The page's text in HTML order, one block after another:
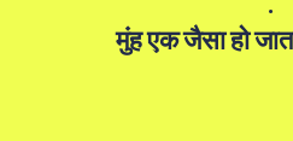
मुंह एक जैसा हो